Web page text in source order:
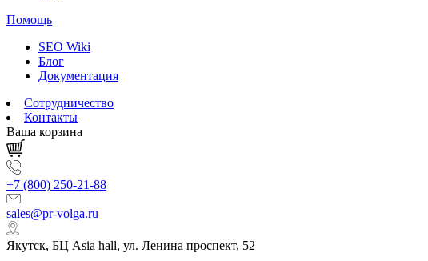
Помощь
SEO Wiki
Блог
Документация
Сотрудничество
Контакты
Ваша корзина
+7 (800) 250-21-88
sales@pr-volga.ru
Якутск, БЦ Asia hall, ул. Ленина проспект, 52